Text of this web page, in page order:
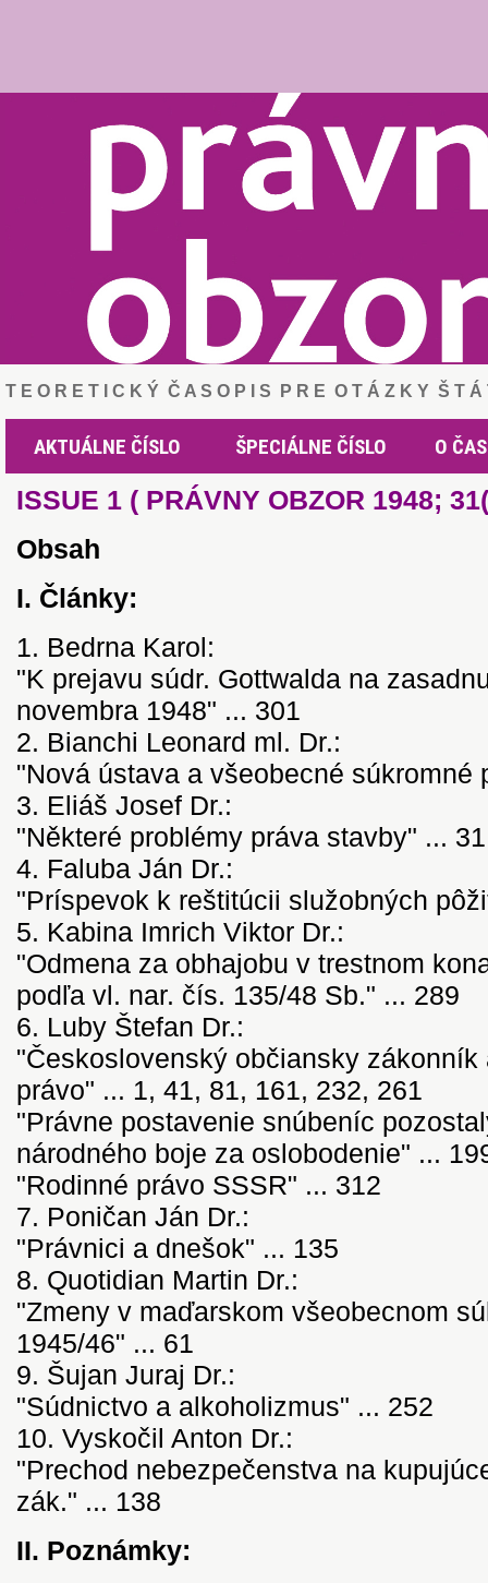
T E O R E T I C K Ý Č A S O P I S P R E O T Á Z K Y Š T
AKTUÁLNE ČÍSLO ŠPECIÁLNE ČÍSLO O
ISSUE 1 ( PRÁVNY OBZOR 1948;
Obsah
I. Články:
1. Bedrna Karol:
"K prejavu súdr. Gottwalda na
novembra 1948" ... 301
2. Bianchi Leonard ml. Dr.:
"Nová ústava a všeobecné súkromné
3. Eliáš Josef Dr.:
"Některé problémy práva stavby" ... 31
4. Faluba Ján Dr.:
"Príspevok k reštitúcii služobných
5. Kabina Imrich Viktor Dr.:
"Odmena za obhajobu v trestnom
podľa vl. nar. čís. 135/48 Sb." ... 289
6. Luby Štefan Dr.:
"Československý občiansky
právo" ... 1, 41, 81, 161, 232, 261
"Právne postavenie snúbeníc
národného boje za oslobodenie" ...
"Rodinné právo SSSR" ... 312
7. Poničan Ján Dr.:
"Právnici a dnešok" ... 135
8. Quotidian Martin Dr.:
"Zmeny v maďarskom všeobecnom
1945/46" ... 61
9. Šujan Juraj Dr.:
"Súdnictvo a alkoholizmus" ... 252
10. Vyskočil Anton Dr.:
"Prechod nebezpečenstva na
zák." ... 138
II. Poznámky: